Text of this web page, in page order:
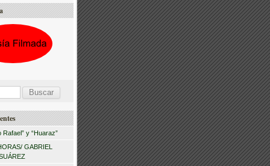
Rafael” y “Huaraz”
GABRIEL